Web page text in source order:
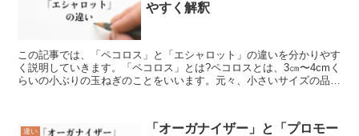
やすく解釈
この記事では、「ペコロス」と「エシャロット」の違いを分かりやす
く説明していきます。「ペコロス」とは?ペコロスとは、3㎝〜4cmく
らいの小ぶりの玉ねぎのことをいいます。元々、小さいサイズの品種
違い
「オーガナイザー」と「プロモー